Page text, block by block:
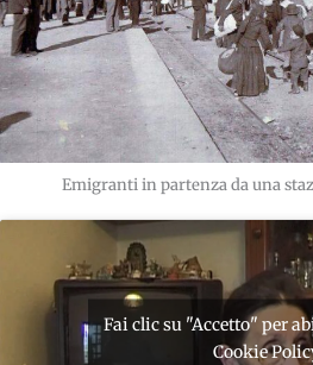
Emigranti in partenza da una
Fai clic su "Accetto" per
Cookie